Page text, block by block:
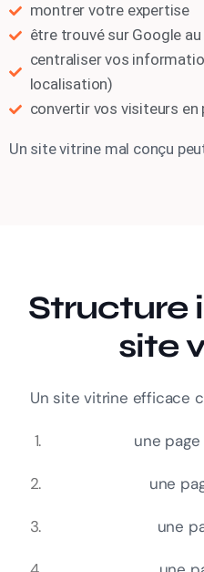
montrer votre expertise
être trouvé sur Google
centraliser vos
localisation)
convertir vos visiteurs en
Un site vitrine mal conçu
Structure
site
Un site vitrine efficace
une page
une
une